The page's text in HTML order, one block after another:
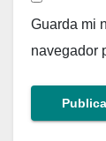
Guarda mi
navegador